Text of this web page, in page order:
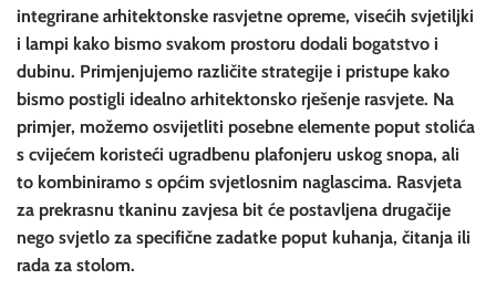
integrirane arhitektonske rasvjetne opreme, visećih svjetiljki
i lampi kako bismo svakom prostoru dodali bogatstvo i
dubinu. Primjenjujemo različite strategije i pristupe kako
bismo postigli idealno arhitektonsko rješenje rasvjete. Na
primjer, možemo osvijetliti posebne elemente poput stolića
s cvijećem koristeći ugradbenu plafonjeru uskog snopa, ali
to kombiniramo s općim svjetlosnim naglascima. Rasvjeta
za prekrasnu tkaninu zavjesa bit će postavljena drugačije
nego svjetlo za specifične zadatke poput kuhanja, čitanja ili
rada za stolom.